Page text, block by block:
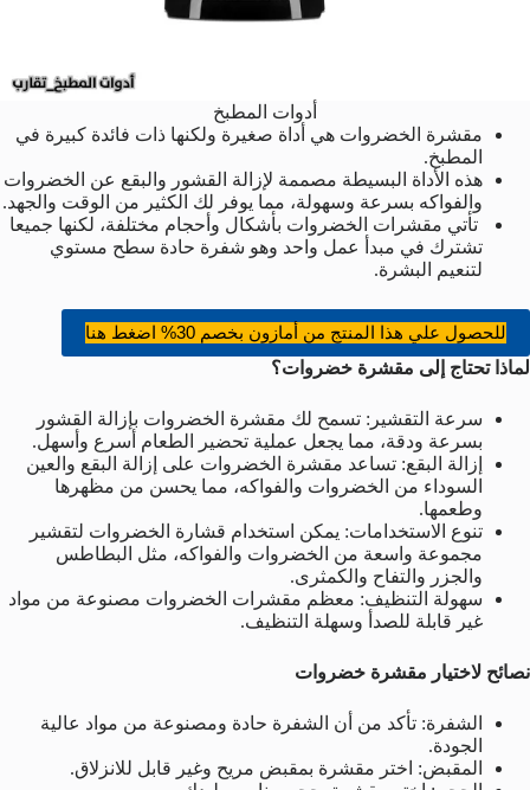
أدوات المطبخ
مقشرة الخضروات هي أداة صغيرة ولكنها ذات فائدة كبيرة في
المطبخ.
هذه الأداة البسيطة مصممة لإزالة القشور والبقع عن الخضروات
والفواكه بسرعة وسهولة، مما يوفر لك الكثير من الوقت والجهد.
تأتي مقشرات الخضروات بأشكال وأحجام مختلفة، لكنها جميعا
تشترك في مبدأ عمل واحد وهو شفرة حادة سطح مستوي
لتنعيم البشرة.
للحصول علي هذا المنتج من أمازون بخصم 30% اضغط هنا
لماذا تحتاج إلى مقشرة خضروات؟
سرعة التقشير: تسمح لك مقشرة الخضروات بإزالة القشور
بسرعة ودقة، مما يجعل عملية تحضير الطعام أسرع وأسهل.
إزالة البقع: تساعد مقشرة الخضروات على إزالة البقع والعين
السوداء من الخضروات والفواكه، مما يحسن من مظهرها
وطعمها.
تنوع الاستخدامات: يمكن استخدام قشارة الخضروات لتقشير
مجموعة واسعة من الخضروات والفواكه، مثل البطاطس
والجزر والتفاح والكمثرى.
سهولة التنظيف: معظم مقشرات الخضروات مصنوعة من مواد
غير قابلة للصدأ وسهلة التنظيف.
نصائح لاختيار مقشرة خضروات
الشفرة: تأكد من أن الشفرة حادة ومصنوعة من مواد عالية
الجودة.
المقبض: اختر مقشرة بمقبض مريح وغير قابل للانزلاق.